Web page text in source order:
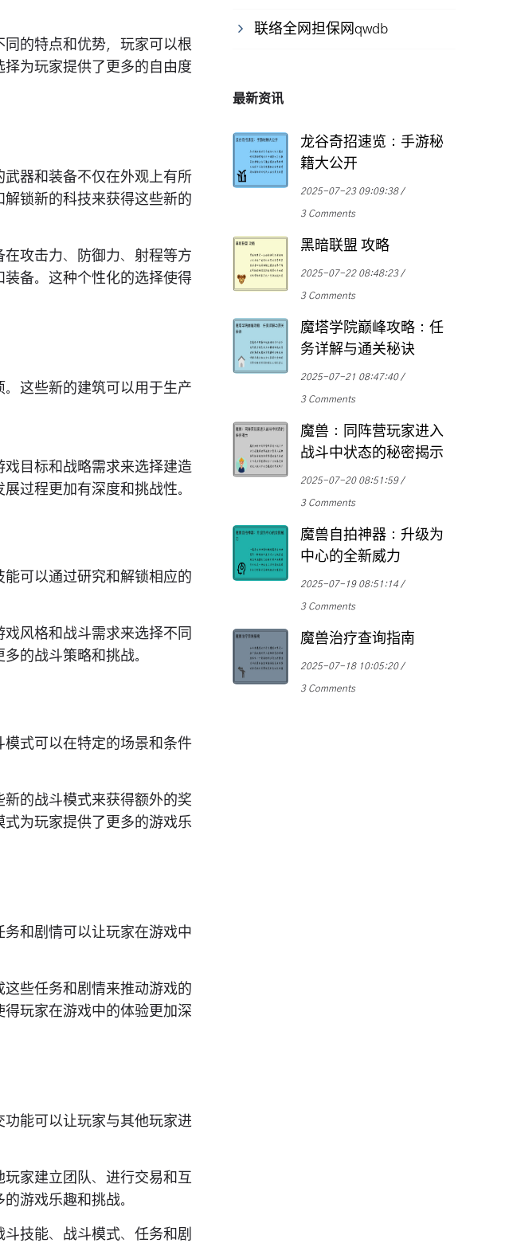
的特点和优势，玩家可以根
为玩家提供了更多的自由度
器和装备不仅在外观上有所
锁新的科技来获得这些新的
攻击力、防御力、射程等方
备。这种个性化的选择使得
这些新的建筑可以用于生产
目标和战略需求来选择建造
过程更加有深度和挑战性。
可以通过研究和解锁相应的
风格和战斗需求来选择不同
的战斗策略和挑战。
式可以在特定的场景和条件
的战斗模式来获得额外的奖
为玩家提供了更多的游戏乐
和剧情可以让玩家在游戏中
些任务和剧情来推动游戏的
玩家在游戏中的体验更加深
能可以让玩家与其他玩家进
家建立团队、进行交易和互
游戏乐趣和挑战。
技能、战斗模式、任务和剧
联络全网担保网qwdb
最新资讯
龙谷奇招速览：手游秘
籍大公开
2025-07-23 09:09:38
3 Comments
黑暗联盟 攻略
2025-07-22 08:48:23
3 Comments
魔塔学院巅峰攻略：任
务详解与通关秘诀
2025-07-21 08:47:40
3 Comments
魔兽：同阵营玩家进入
战斗中状态的秘密揭示
2025-07-20 08:51:59
3 Comments
魔兽自拍神器：升级为
中心的全新威力
2025-07-19 08:51:14
3 Comments
魔兽治疗查询指南
2025-07-18 10:05:20
3 Comments